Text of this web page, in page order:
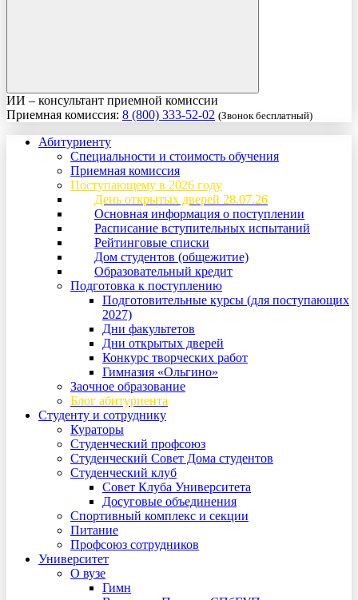
ИИ – консультант приемной комиссии
Приемная комиссия: 8 (800) 333-52-02 (Звонок бесплатный)
Абитуриенту
Специальности и стоимость обучения
Приемная комиссия
Поступающему в 2026 году
День открытых дверей 28.07.26
Основная информация о поступлении
Расписание вступительных испытаний
Рейтинговые списки
Дом студентов (общежитие)
Образовательный кредит
Подготовка к поступлению
Подготовительные курсы (для поступающих
2027)
Дни факультетов
Дни открытых дверей
Конкурс творческих работ
Гимназия «Ольгино»
Заочное образование
Блог абитуриента
Студенту и сотруднику
Кураторы
Студенческий профсоюз
Студенческий Совет Дома студентов
Студенческий клуб
Совет Клуба Университета
Досуговые объединения
Спортивный комплекс и секции
Питание
Профсоюз сотрудников
Университет
О вузе
Гимн